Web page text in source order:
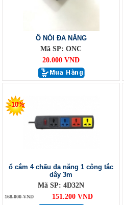
Ô NỐI ĐA NĂNG
Mã SP: ONC
20.000 VND
-10%
ổ cắm 4 chấu đa năng 1 công tắc
dây 3m
Mã SP: 4D32N
168.000 VND 151.200 VND